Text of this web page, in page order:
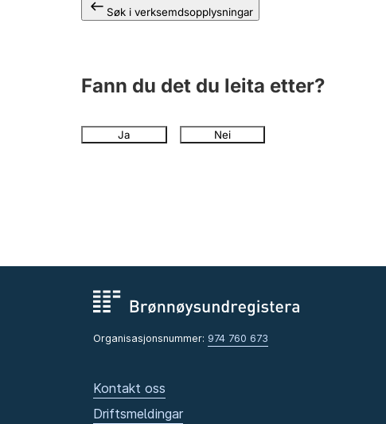
Søk i verksemdsopplysningar
Fann du det du leita etter?
Ja Nei
Organisasjonsnummer: 974 760 673
Kontakt oss
Driftsmeldingar